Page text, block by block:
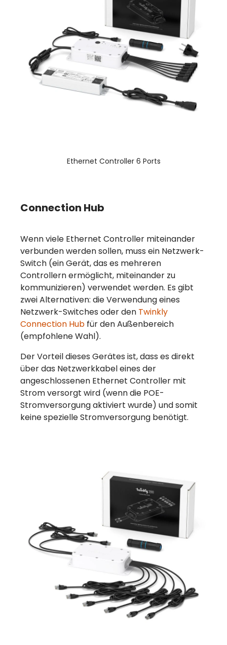
Ethernet Controller 6 Ports
Connection Hub
Wenn viele Ethernet Controller miteinander
verbunden werden sollen, muss ein Netzwerk-
Switch (ein Gerät, das es mehreren
Controllern ermöglicht, miteinander zu
kommunizieren) verwendet werden. Es gibt
zwei Alternativen: die Verwendung eines
Netzwerk-Switches oder den Twinkly
Connection Hub für den Außenbereich
(empfohlene Wahl).
Der Vorteil dieses Gerätes ist, dass es direkt
über das Netzwerkkabel eines der
angeschlossenen Ethernet Controller mit
Strom versorgt wird (wenn die POE-
Stromversorgung aktiviert wurde) und somit
keine spezielle Stromversorgung benötigt.